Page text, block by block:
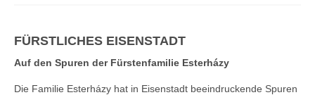
FÜRSTLICHES EISENSTADT
Auf den Spuren der Fürstenfamilie Esterházy
Die Familie Esterházy hat in Eisenstadt beeindruckende Spuren